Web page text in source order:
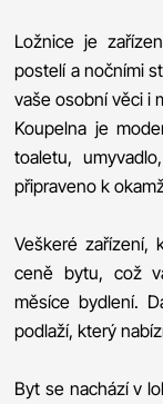
Ložnice je
postelí a nočními
vaše osobní věci i
Koupelna je
toaletu,
připraveno k
Veškeré zařízení,
ceně bytu, což
měsíce bydlení.
podlaží, který
Byt se nachází v